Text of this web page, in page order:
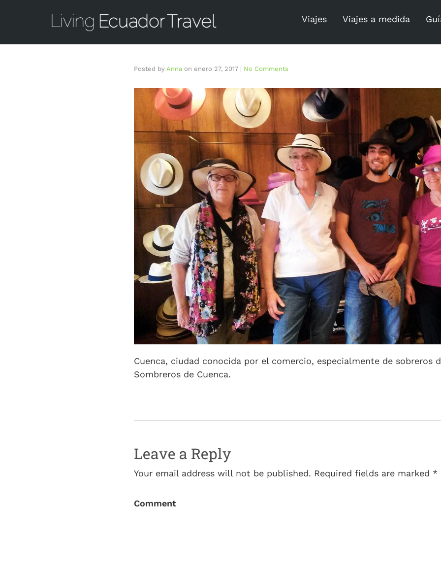
Viajes Viajes a medida
Posted by Anna on enero 27, 2017 | No Comments
Cuenca, ciudad conocida por el comercio, especialmente de sobreros
Sombreros de Cuenca.
Leave a Reply
Your email address will not be published. Required fields are marked *
Comment